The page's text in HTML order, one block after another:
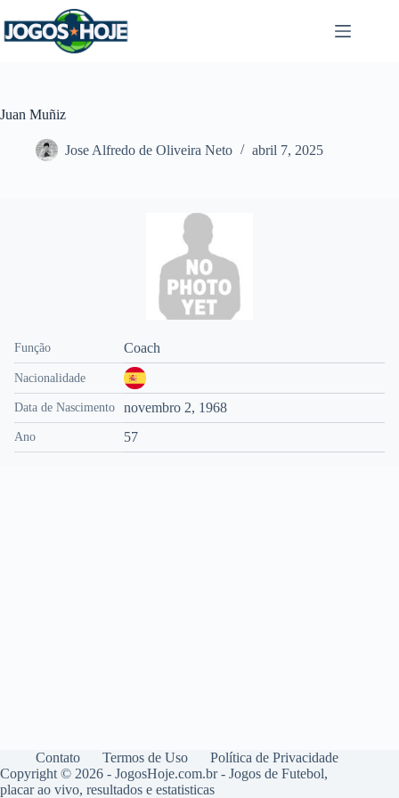
para
o
Juan Muñiz
Jose Alfredo de Oliveira Neto abril 7, 2025
Função Coach
Nacionalidade
Data de Nascimento novembro 2, 1968
Ano 57
Contato Termos de Uso
Política de Privacidade
Copyright © 2026 - JogosHoje.com.br - Jogos de Futebol,
placar ao vivo, resultados e estatisticas